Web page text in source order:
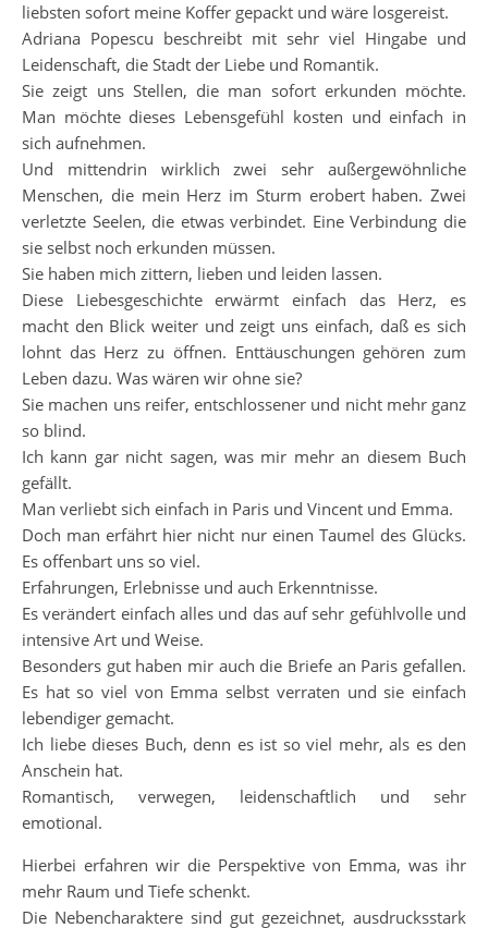
liebsten sofort meine Koffer gepackt und wäre losgereist.
Adriana Popescu beschreibt mit sehr viel Hingabe und
Leidenschaft, die Stadt der Liebe und Romantik.
Sie zeigt uns Stellen, die man sofort erkunden möchte.
Man möchte dieses Lebensgefühl kosten und einfach in
sich aufnehmen.
Und mittendrin wirklich zwei sehr außergewöhnliche
Menschen, die mein Herz im Sturm erobert haben. Zwei
verletzte Seelen, die etwas verbindet. Eine Verbindung die
sie selbst noch erkunden müssen.
Sie haben mich zittern, lieben und leiden lassen.
Diese Liebesgeschichte erwärmt einfach das Herz, es
macht den Blick weiter und zeigt uns einfach, daß es sich
lohnt das Herz zu öffnen. Enttäuschungen gehören zum
Leben dazu. Was wären wir ohne sie?
Sie machen uns reifer, entschlossener und nicht mehr ganz
so blind.
Ich kann gar nicht sagen, was mir mehr an diesem Buch
gefällt.
Man verliebt sich einfach in Paris und Vincent und Emma.
Doch man erfährt hier nicht nur einen Taumel des Glücks.
Es offenbart uns so viel.
Erfahrungen, Erlebnisse und auch Erkenntnisse.
Es verändert einfach alles und das auf sehr gefühlvolle und
intensive Art und Weise.
Besonders gut haben mir auch die Briefe an Paris gefallen.
Es hat so viel von Emma selbst verraten und sie einfach
lebendiger gemacht.
Ich liebe dieses Buch, denn es ist so viel mehr, als es den
Anschein hat.
Romantisch, verwegen, leidenschaftlich und sehr
emotional.
Hierbei erfahren wir die Perspektive von Emma, was ihr
mehr Raum und Tiefe schenkt.
Die Nebencharaktere sind gut gezeichnet, ausdrucksstark